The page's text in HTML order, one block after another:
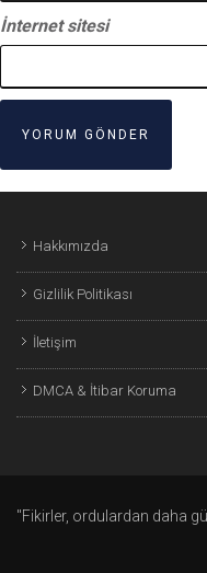
İnternet sitesi
Hakkımızda
Gizlilik Politikası
İletişim
DMCA & İtibar Koruma
"Fikirler, ordulardan daha